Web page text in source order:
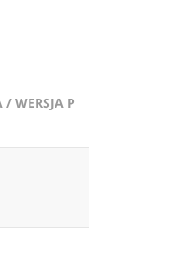
/ WERSJA P